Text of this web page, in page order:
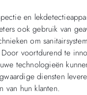
en
ook gebruik van
om
voortdurend te
technologieën
diensten
van hun klanten.